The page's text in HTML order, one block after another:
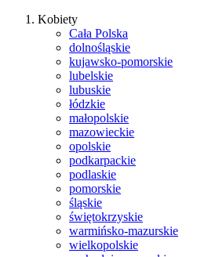
Kobiety
Cała Polska
dolnośląskie
kujawsko-pomorskie
lubelskie
lubuskie
łódzkie
małopolskie
mazowieckie
opolskie
podkarpackie
podlaskie
pomorskie
śląskie
świętokrzyskie
warmińsko-mazurskie
wielkopolskie